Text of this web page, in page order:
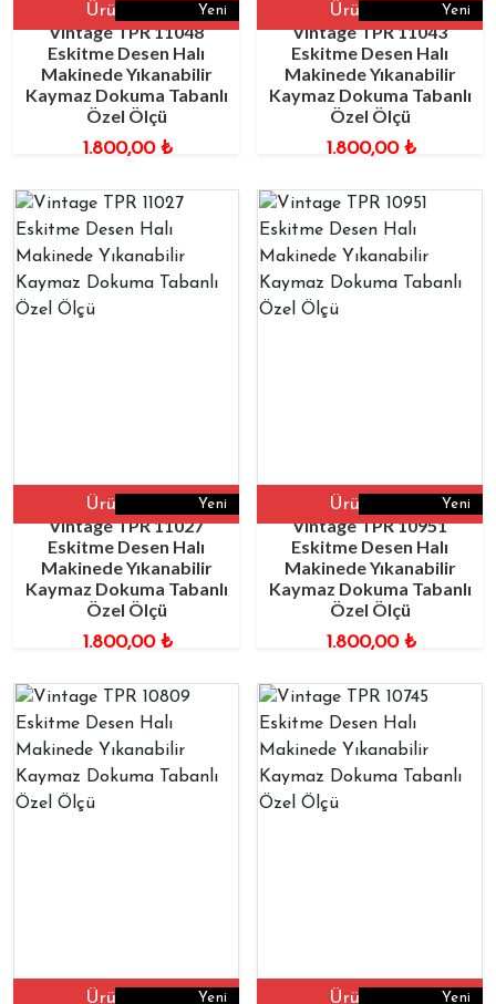
Yeni
Ürüne Git
Vintage TPR 11048
Eskitme Desen Halı
Makinede Yıkanabilir
Kaymaz Dokuma Tabanlı
Özel Ölçü
1.800,00 ₺
Yeni
Ürüne Git
Vintage TPR 11043
Eskitme Desen Halı
Makinede Yıkanabilir
Kaymaz Dokuma Tabanlı
Özel Ölçü
1.800,00 ₺
Yeni
Ürüne Git
Vintage TPR 11027
Eskitme Desen Halı
Makinede Yıkanabilir
Kaymaz Dokuma Tabanlı
Özel Ölçü
1.800,00 ₺
Yeni
Ürüne Git
Vintage TPR 10951
Eskitme Desen Halı
Makinede Yıkanabilir
Kaymaz Dokuma Tabanlı
Özel Ölçü
1.800,00 ₺
Yeni
Ürüne Git Yeni
Ürüne Git